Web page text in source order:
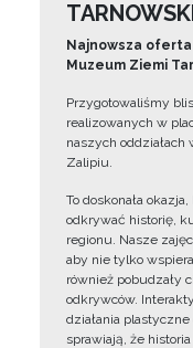
Najnowsza
Muzeum Ziemi
Przygotowaliśmy
realizowanych w
naszych oddziałach
Zalipiu.
To doskonała
odkrywać historię,
regionu. Nasze
aby nie tylko
również pobudzały
odkrywców.
działania
sprawiają, że